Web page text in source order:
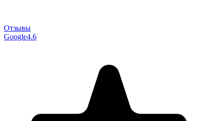
Отзывы
Google4.6